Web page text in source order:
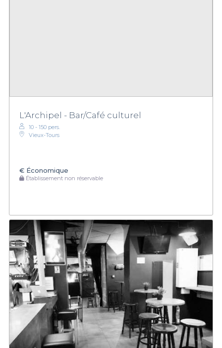
L'Archipel - Bar/Café culturel
10 - 150 pers.
Vieux-Tours
€ Économique
Établissement non réservable